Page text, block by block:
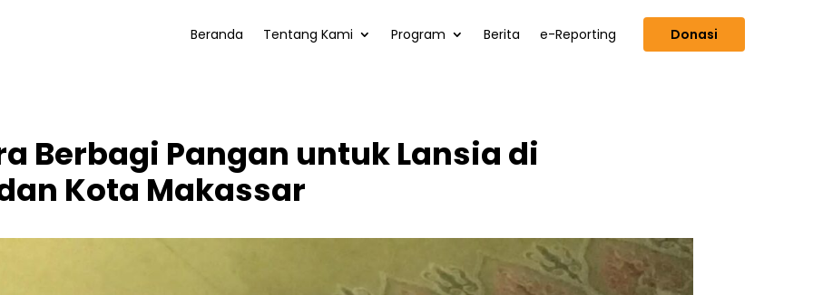
Beranda Tentang Kami Program Berita e-Reporting Donasi
Berbagi Pangan untuk Lansia di
Kota Makassar